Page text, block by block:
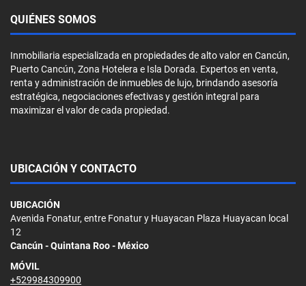
QUIÉNES SOMOS
Inmobiliaria especializada en propiedades de alto valor en Cancún,
Puerto Cancún, Zona Hotelera e Isla Dorada. Expertos en venta,
renta y administración de inmuebles de lujo, brindando asesoría
estratégica, negociaciones efectivas y gestión integral para
maximizar el valor de cada propiedad.
UBICACIÓN Y CONTACTO
UBICACIÓN
Avenida Fonatur, entre Fonatur y Huayacan Plaza Huayacan local
12
Cancún - Quintana Roo - México
MÓVIL
+529984309900